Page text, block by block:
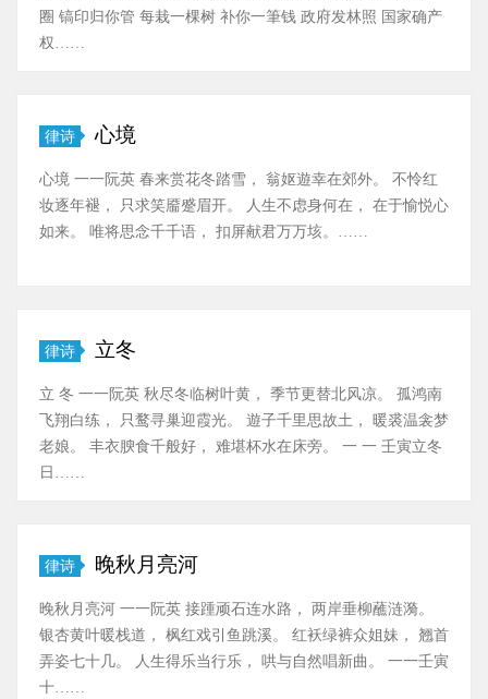
圈 镐印归你管 每栽一棵树 补你一筆钱 政府发林照 国家确产
权……
律诗 心境
心境 一一阮英 春来赏花冬踏雪， 翁妪遊幸在郊外。 不怜红
妆逐年褪， 只求笑靥蹙眉开。 人生不虑身何在， 在于愉悦心
如来。 唯将思念千千语， 扣屏献君万万垓。……
律诗 立冬
立 冬 一一阮英 秋尽冬临树叶黄， 季节更替北风凉。 孤鸿南
飞翔白练， 只鹜寻巢迎霞光。 遊子千里思故土， 暖裘温衾梦
老娘。 丰衣腴食千般好， 难堪杯水在床旁。 一 一 壬寅立冬
日……
律诗 晚秋月亮河
晚秋月亮河 一一阮英 接踵顽石连水路， 两岸垂柳蘸涟漪。
银杏黄叶暖栈道， 枫红戏引鱼跳溪。 红袄绿裤众姐妹， 翘首
弄姿七十几。 人生得乐当行乐， 哄与自然唱新曲。 一一壬寅
十……